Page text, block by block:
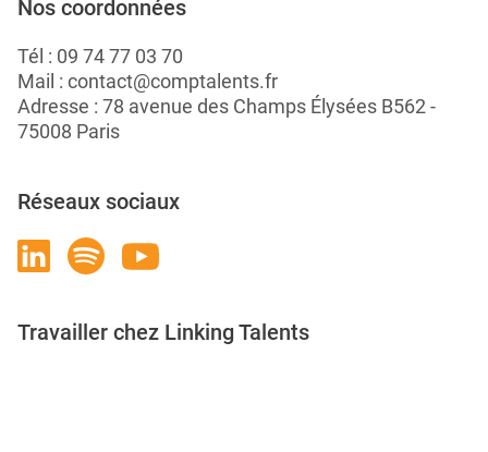
Nos coordonnées
Tél : 09 74 77 03 70
Mail : contact@comptalents.fr
Adresse : 78 avenue des Champs Élysées B562 -
75008 Paris
Réseaux sociaux
Travailler chez Linking Talents